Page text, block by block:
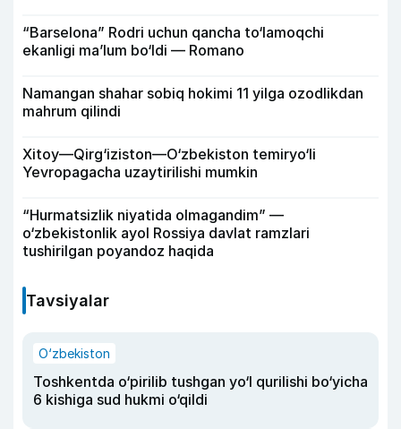
“Barselona” Rodri uchun qancha to‘lamoqchi
ekanligi ma’lum bo‘ldi — Romano
Namangan shahar sobiq hokimi 11 yilga ozodlikdan
mahrum qilindi
Xitoy—Qirg‘iziston—O‘zbekiston temiryo‘li
Yevropagacha uzaytirilishi mumkin
“Hurmatsizlik niyatida olmagandim” —
o‘zbekistonlik ayol Rossiya davlat ramzlari
tushirilgan poyandoz haqida
Tavsiyalar
O‘zbekiston
Toshkentda o‘pirilib tushgan yo‘l qurilishi bo‘yicha
6 kishiga sud hukmi o‘qildi